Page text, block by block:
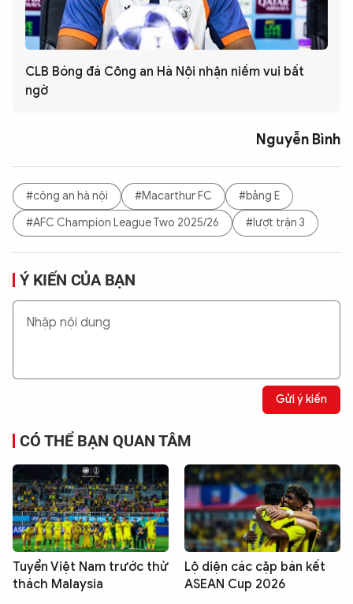
CLB Bóng đá Công an Hà Nội nhận niềm vui bất
ngờ
Nguyễn Bình
#công an hà nội #Macarthur FC
#bảng E
#AFC Champion League Two 2025/26
#lượt trận 3
Ý KIẾN CỦA BẠN
Gửi ý kiến
CÓ THỂ BẠN QUAN TÂM
Tuyển Việt Nam trước thử
thách Malaysia
Lộ diện các cặp bán kết
ASEAN Cup 2026